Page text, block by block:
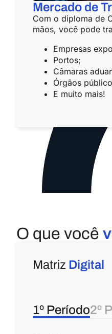
Mercado de
Com o diploma de
mãos, você pode
Empresas
Portos;
Câmaras
Órgãos
E muito mais!
O que você
Matriz Digital
1º Período2º